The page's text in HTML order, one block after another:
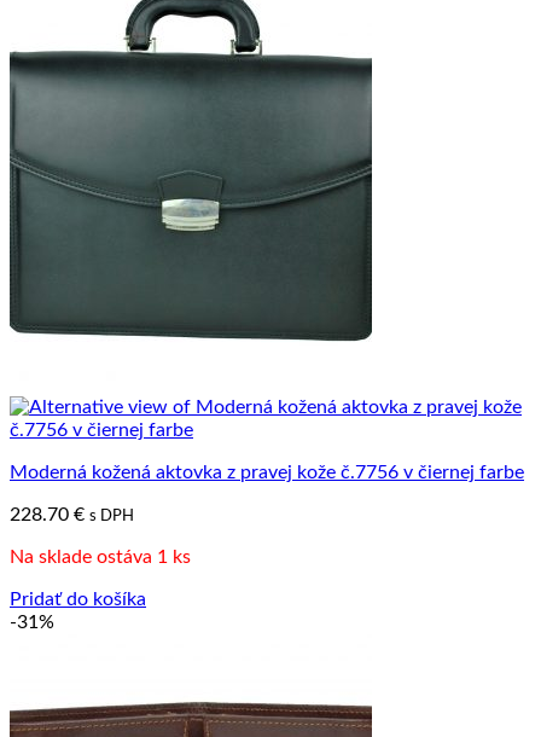
Moderná kožená aktovka z pravej kože č.7756 v čiernej farbe
228.70 € s DPH
Na sklade ostáva 1 ks
Pridať do košíka
-31%